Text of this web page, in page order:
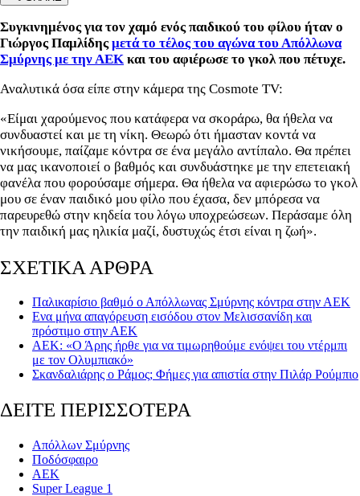
Συγκινημένος για τον χαμό ενός παιδικού του φίλου ήταν ο
Γιώργος Παμλίδηςμετά το τέλος του αγώνα του Απόλλωνα
Σμύρνης με την ΑΕΚ και του αφιέρωσε το γκολ που πέτυχε.
Αναλυτικά όσα είπε στην κάμερα της Cosmote TV:
«Είμαι χαρούμενος που κατάφερα να σκοράρω, θα ήθελα να
συνδυαστεί και με τη νίκη. Θεωρώ ότι ήμασταν κοντά να
νικήσουμε, παίζαμε κόντρα σε ένα μεγάλο αντίπαλο. Θα πρέπει
να μας ικανοποιεί ο βαθμός και συνδυάστηκε με την επετειακή
φανέλα που φορούσαμε σήμερα. Θα ήθελα να αφιερώσω το γκολ
μου σε έναν παιδικό μου φίλο που έχασα, δεν μπόρεσα να
παρευρεθώ στην κηδεία του λόγω υποχρεώσεων. Περάσαμε όλη
την παιδική μας ηλικία μαζί, δυστυχώς έτσι είναι η ζωή».
ΣΧΕΤΙΚΑ ΑΡΘΡΑ
Παλικαρίσιο βαθμό ο Απόλλωνας Σμύρνης κόντρα στην ΑΕΚ
Ενα μήνα απαγόρευση εισόδου στον Μελισσανίδη και
πρόστιμο στην ΑΕΚ
ΑΕΚ: «Ο Άρης ήρθε για να τιμωρηθούμε ενόψει του ντέρμπι
με τον Ολυμπιακό»
Σκανδαλιάρης ο Ράμος; Φήμες για απιστία στην Πιλάρ Ρούμπιο
ΔΕΙΤΕ ΠΕΡΙΣΣΟΤΕΡΑ
Απόλλων Σμύρνης
Ποδόσφαιρο
ΑΕΚ
Super League 1